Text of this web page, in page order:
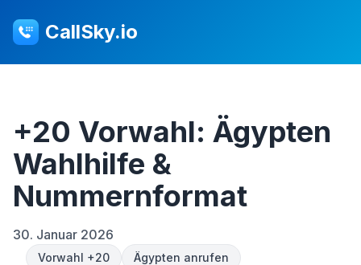
CallSky.io
+20 Vorwahl: Ägypten
Wahlhilfe &
Nummernformat
30. Januar 2026
Vorwahl +20
Ägypten anrufen